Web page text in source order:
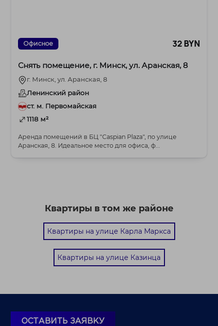
Офисное 32 BYN
Снять помещение, г. Минск, ул. Аранская, 8
г. Минск, ул. Аранская, 8
Ленинский район
ст. м. Первомайская
1118 м²
Аренда помещений в БЦ "Caspian Plaza", по улице
Аранская, 8. Идеальное место для офиса, ф...
Квартиры в том же районе
Квартиры на улице Карла Маркса
Квартиры на улице Казинца
ОСТАВИТЬ ЗАЯВКУ